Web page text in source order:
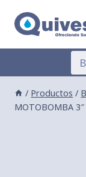
contenido
/ Productos /
MOTOBOMBA